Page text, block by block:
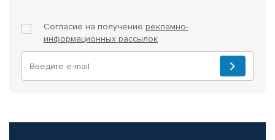
Согласие на получение рекламно-
информационных рассылок